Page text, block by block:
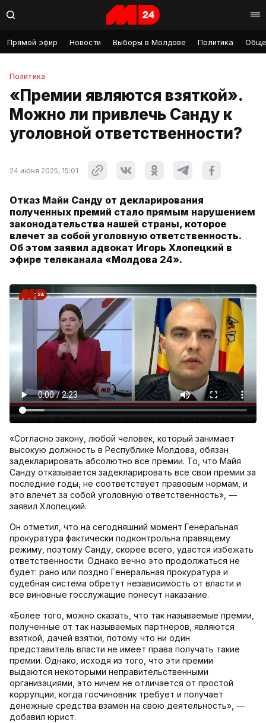
Прямой эфир Новости Выборы в Молдове Политика
Политика
«Премии являются взяткой».
Можно ли привлечь Санду к
уголовной ответственности?
24 июня 2025, 15:01
Отказ Майи Санду от декларирования
полученных премий стало прямым нарушением
законодательства нашей страны, которое
влечет за собой уголовную ответственность.
Об этом заявил адвокат Игорь Хлопецкий в
эфире телеканала «Молдова 24».
«Согласно закону, любой человек, который занимает
высокую должность в Республике Молдова, обязан
задекларировать абсолютно все премии. То, что Майя
Санду отказывается задекларировать все свои премии за
последние годы, не соответствует правовым нормам, и
это влечет за собой уголовную ответственность», —
заявил Хлопецкий.
Он отметил, что на сегодняшний момент Генеральная
прокуратура фактически подконтрольна правящему
режиму, поэтому Санду, скорее всего, удастся избежать
ответственности. Однако вечно это продолжаться не
будет: рано или поздно Генеральная прокуратура и
судебная система обретут независимость от власти и
все виновные госслужащие понесут наказание.
«Более того, можно сказать, что так называемые премии,
полученные от так называемых партнеров, являются
взяткой, дачей взятки, потому что ни один
представитель власти не имеет права получать такие
премии. Однако, исходя из того, что эти премии
выдаются некоторыми неправительственными
организациями, это ничем не отличается от простой
коррупции, когда госчиновник требует и получает
денежные средства взамен на свою деятельность», —
добавил юрист.